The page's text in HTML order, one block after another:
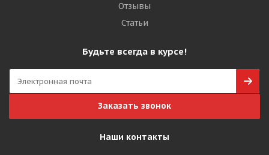
Отзывы
Статьи
Будьте всегда в курсе!
Заказать звонок
Наши контакты